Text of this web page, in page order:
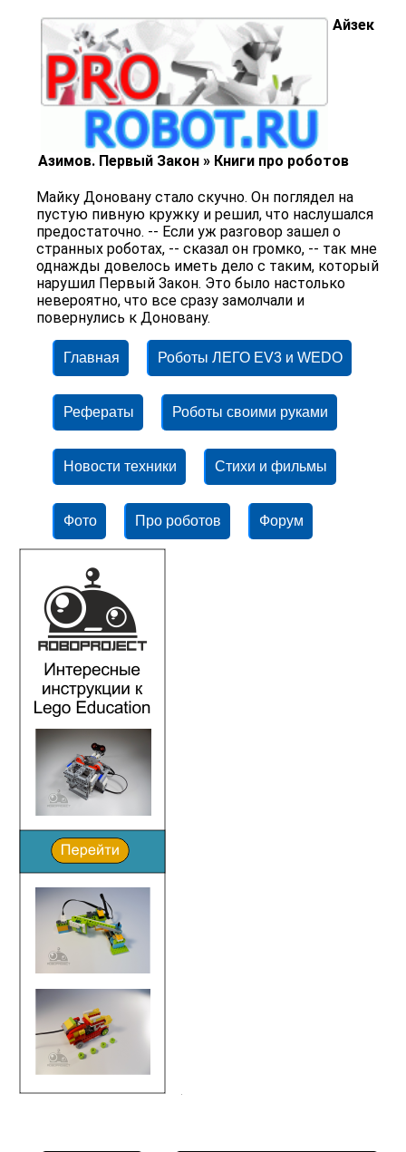
Айзек
Азимов. Первый Закон » Книги про роботов
Майку Доновану стало скучно. Он поглядел на
пустую пивную кружку и решил, что наслушался
пре­достаточно. -- Если уж разговор зашел о
странных роботах, -- сказал он громко, -- так мне
однажды довелось иметь дело с таким, который
нарушил Первый Закон. Это было настолько
невероятно, что все сразу замол­чали и
повернулись к Доновану.
Главная Роботы ЛЕГО EV3 и WEDO
Рефераты Роботы своими руками
Новости техники Стихи и фильмы
Фото Про роботов Форум